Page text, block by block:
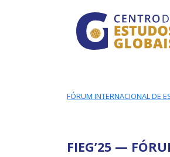
Skip to main contentCENTRO
FÓRUM INTERNACIONAL DE
FIEG’25 —